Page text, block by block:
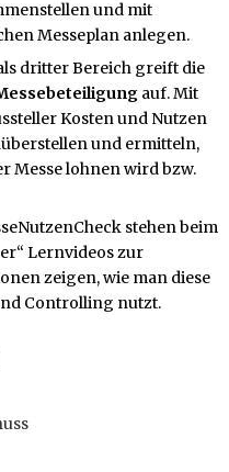
und mit
Messeplan anlegen.
dritter Bereich greift die
auf. Mit
Kosten und Nutzen
und ermitteln,
Messe lohnen wird bzw.
stehen beim
Lernvideos zur
zeigen, wie man diese
Controlling nutzt.